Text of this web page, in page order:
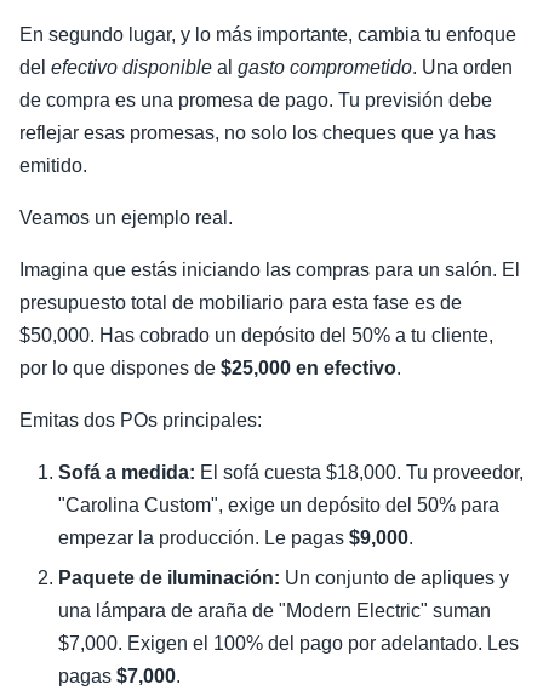
En segundo lugar, y lo más importante, cambia tu enfoque
del efectivo disponible al gasto comprometido. Una orden
de compra es una promesa de pago. Tu previsión debe
reflejar esas promesas, no solo los cheques que ya has
emitido.
Veamos un ejemplo real.
Imagina que estás iniciando las compras para un salón. El
presupuesto total de mobiliario para esta fase es de
$50,000. Has cobrado un depósito del 50% a tu cliente,
por lo que dispones de $25,000 en efectivo.
Emitas dos POs principales:
Sofá a medida: El sofá cuesta $18,000. Tu proveedor,
"Carolina Custom", exige un depósito del 50% para
empezar la producción. Le pagas $9,000.
Paquete de iluminación: Un conjunto de apliques y
una lámpara de araña de "Modern Electric" suman
$7,000. Exigen el 100% del pago por adelantado. Les
pagas $7,000.